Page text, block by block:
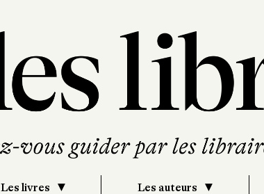
Les livres Les auteurs